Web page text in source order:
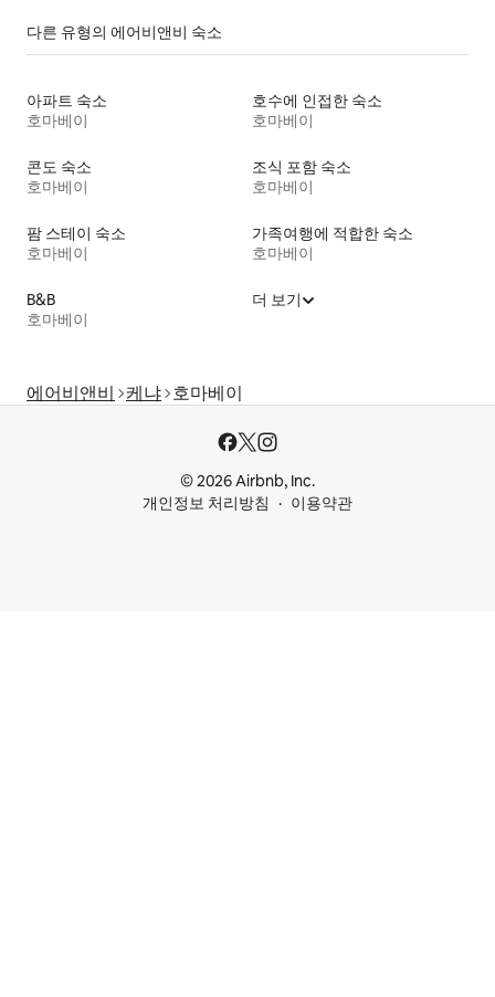
다른 유형의 에어비앤비 숙소
아파트 숙소
호마베이
호수에 인접한 숙소
호마베이
콘도 숙소
호마베이
조식 포함 숙소
호마베이
팜 스테이 숙소
호마베이
가족여행에 적합한 숙소
호마베이
B&B
호마베이
더 보기
에어비앤비 케냐 호마베이
© 2026 Airbnb, Inc.
개인정보 처리방침
이용약관